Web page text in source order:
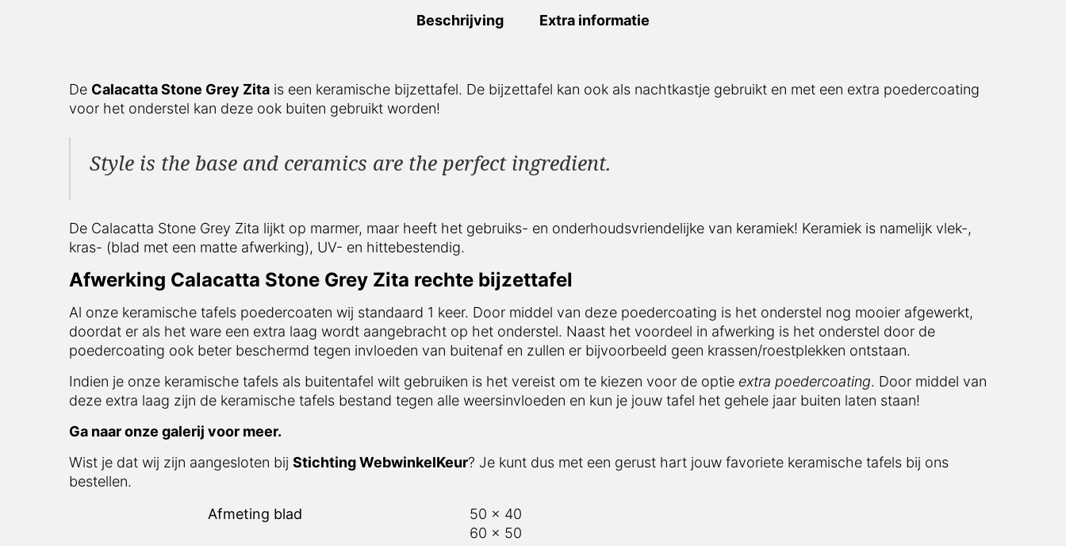
Beschrijving Extra informatie
De Calacatta Stone Grey Zita is een keramische bijzettafel. De bijzettafel kan ook als nachtkastje gebruikt en met een extra poedercoating
voor het onderstel kan deze ook buiten gebruikt worden!
Style is the base and ceramics are the perfect ingredient.
De Calacatta Stone Grey Zita lijkt op marmer, maar heeft het gebruiks- en onderhoudsvriendelijke van keramiek! Keramiek is namelijk vlek-,
kras- (blad met een matte afwerking), UV- en hittebestendig.
Afwerking Calacatta Stone Grey Zita rechte bijzettafel
Al onze keramische tafels poedercoaten wij standaard 1 keer. Door middel van deze poedercoating is het onderstel nog mooier afgewerkt,
doordat er als het ware een extra laag wordt aangebracht op het onderstel. Naast het voordeel in afwerking is het onderstel door de
poedercoating ook beter beschermd tegen invloeden van buitenaf en zullen er bijvoorbeeld geen krassen/roestplekken ontstaan.
Indien je onze keramische tafels als buitentafel wilt gebruiken is het vereist om te kiezen voor de optie extra poedercoating. Door middel van
deze extra laag zijn de keramische tafels bestand tegen alle weersinvloeden en kun je jouw tafel het gehele jaar buiten laten staan!
Ga naar onze galerij voor meer.
Wist je dat wij zijn aangesloten bij Stichting WebwinkelKeur? Je kunt dus met een gerust hart jouw favoriete keramische tafels bij ons
bestellen.
Afmeting blad
50 x 40
60 x 50